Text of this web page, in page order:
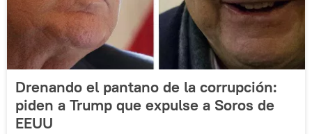
Drenando el pantano de la corrupción:
piden a Trump que expulse a Soros de
EEUU